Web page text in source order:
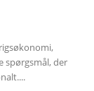
spørgsmål, der